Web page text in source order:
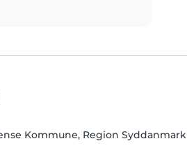
Kommune, Region Syddanmark